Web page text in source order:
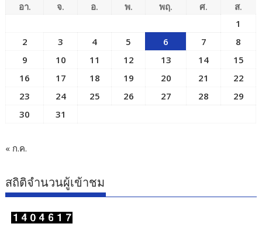
อา. จ. อ. พ. พฤ. ศ.
ส.
1
2
3 4 5 6 7
8
9
10 11 12 13 14
15
16
17 18 19 20 21
22
23
24 25 26 27 28
29
30
31
« ก.ค.
สถิติจำนวนผู้เข้าชม